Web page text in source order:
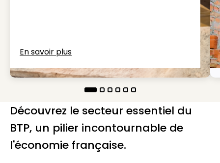
En savoir plus
Découvrez le secteur essentiel du
BTP, un pilier incontournable de
l'économie française.